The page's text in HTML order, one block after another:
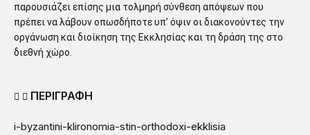
παρουσιάζει επίσης μια τολμηρή σύνθεση απόψεων που
πρέπει να λάβουν οπωσδήποτε υπ’ όψιν οι διακονούντες την
οργάνωση και διοίκηση της Εκκλησίας και τη δράση της στο
διεθνή χώρο.
ΠΕΡΙΓΡΑΦΗ
i-byzantini-klironomia-stin-orthodoxi-ekklisia